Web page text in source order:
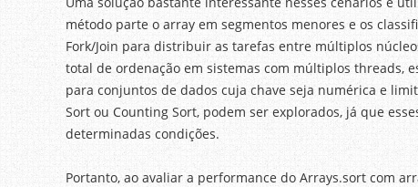
método parte o array em segmentos menores e os
Fork/Join para distribuir as tarefas entre múltiplos
total de ordenação em sistemas com múltiplos threads,
para conjuntos de dados cuja chave seja numérica e
Sort ou Counting Sort, podem ser explorados, já que
determinadas condições.
Portanto, ao avaliar a performance do Arrays.sort com